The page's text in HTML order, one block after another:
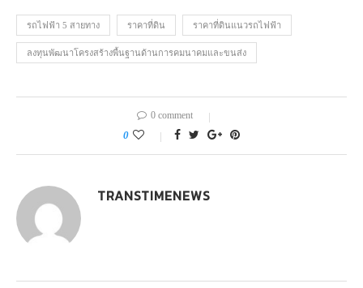
รถไฟฟ้า 5 สายทาง ราคาที่ดิน ราคาที่ดินแนวรถไฟฟ้า
ลงทุนพัฒนาโครงสร้างพื้นฐานด้านการคมนาคมและขนส่ง
0 comment
0
TRANSTIMENEWS